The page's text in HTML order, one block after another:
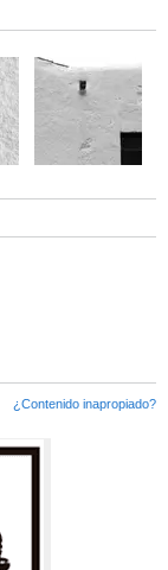
¿Contenido inapropiado?